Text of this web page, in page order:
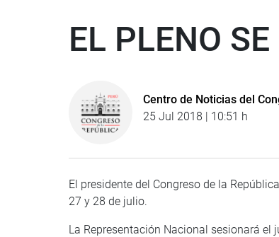
EL PLENO
Centro de Noticias del
25 Jul 2018 | 10:51 h
El presidente del Congreso de la
27 y 28 de julio.
La Representación Nacional sesionará el